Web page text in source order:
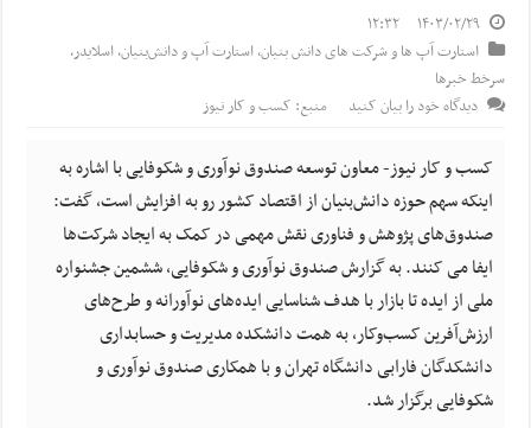
۱۴۰۳/۰۲/۲۹
۱۲:۳۲
استارت آپ ها و شرکت های دانش بنیان,استارت آپ‌ و دانش‌بنیان‌,اسلایدر,
سرخط خبرها
دیدگاه خود را بیان کنید
منبع: کسب و کار نیوز
کسب و کار نیوز- معاون توسعه صندوق نوآوری و شکوفایی با اشاره به
اینکه سهم حوزه دانش‌بنیان از اقتصاد کشور رو به افزایش است، گفت:
صندوق‌های پژوهش و فناوری نقش مهمی در کمک به ایجاد شرکت‌ها
ایفا می کنند. به گزارش صندوق نوآوری و شکوفایی، ششمین جشنواره
ملی از ایده تا بازار با هدف شناسایی ایده‌های نوآورانه و طرح‌های
ارزش‌آفرین کسب‌وکار، به همت دانشکده مدیریت و حسابداری
دانشکدگان فارابی دانشگاه تهران و با همکاری صندوق نوآوری و
شکوفایی برگزار شد.